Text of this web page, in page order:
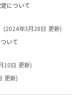
について
(2024年3月28日 更新)
いて
10日 更新)
更新)